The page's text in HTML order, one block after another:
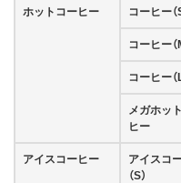
ホットコーヒー コーヒー（
コーヒー（
コーヒー（L
メガホッ
ヒー
アイスコーヒー
アイスコ
（S）